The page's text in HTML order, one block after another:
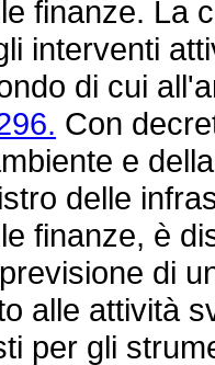
finanze. La
interventi
di cui
Con
e
delle
finanze, è
di
alle attività
per gli